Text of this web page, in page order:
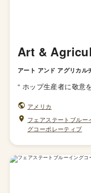
Art &
アート アンド アグリカル
“ ホップ生産者に敬意
アメリカ
フェアステートブルー
グコーポレーティブ